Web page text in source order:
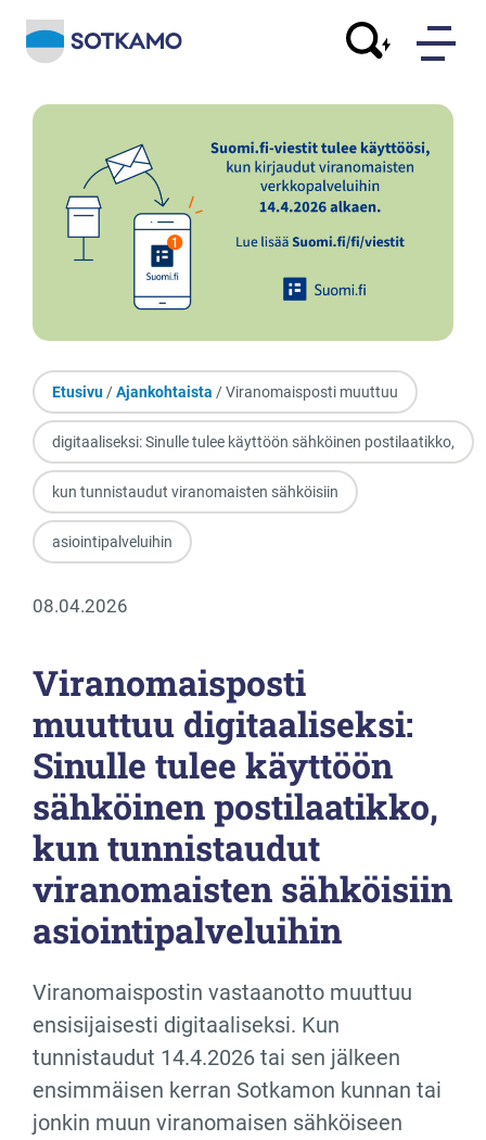
Etusivu/Ajankohtaista / Viranomaisposti muuttuu
digitaaliseksi: Sinulle tulee käyttöön sähköinen postilaatikko,
kun tunnistaudut viranomaisten sähköisiin
asiointipalveluihin
08.04.2026
Viranomaisposti
muuttuu digitaaliseksi:
Sinulle tulee käyttöön
sähköinen postilaatikko,
kun tunnistaudut
viranomaisten sähköisiin
asiointipalveluihin
Viranomaispostin vastaanotto muuttuu
ensisijaisesti digitaaliseksi. Kun
tunnistaudut 14.4.2026 tai sen jälkeen
ensimmäisen kerran Sotkamon kunnan tai
jonkin muun viranomaisen sähköiseen